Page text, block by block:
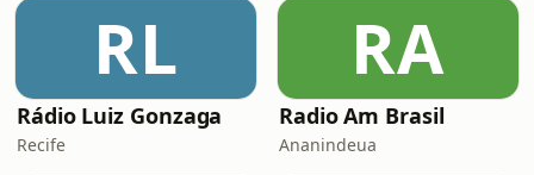
RL
Rádio Luiz Gonzaga
Recife
RA
Radio Am Brasil
Ananindeua